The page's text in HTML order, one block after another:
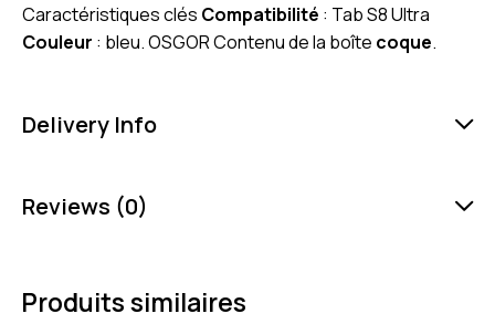
Caractéristiques clés Compatibilité : Tab S8 Ultra
Couleur : bleu. OSGOR Contenu de la boîte coque.
Delivery Info
Reviews (0)
Produits similaires